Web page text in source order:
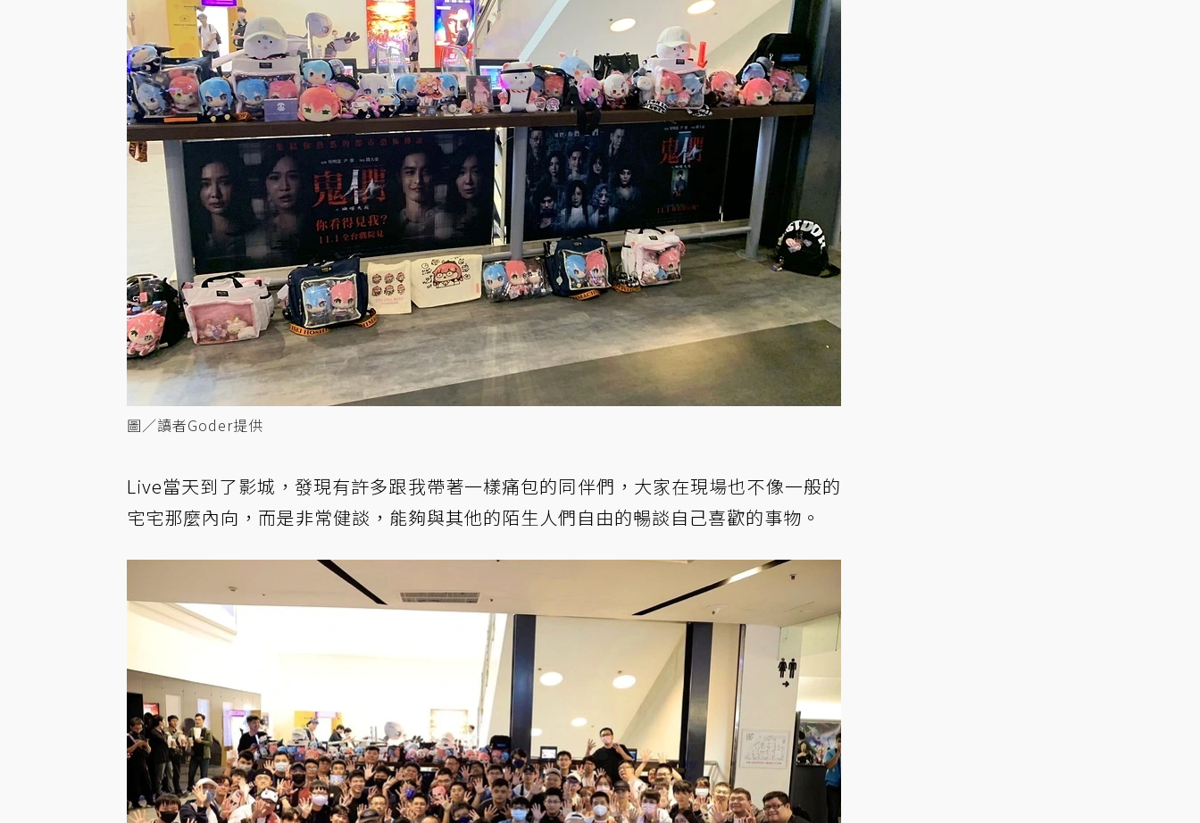
圖／讀者Goder提供
Live當天到了影城，發現有許多跟我帶著一樣痛包的同伴們，大家在現場也不像一般的
宅宅那麼內向，而是非常健談，能夠與其他的陌生人們自由的暢談自己喜歡的事物。